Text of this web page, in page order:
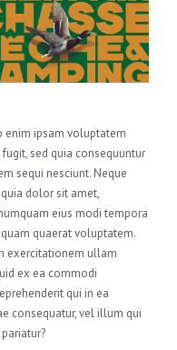
enim ipsam voluptatem
sed quia consequuntur
sequi nesciunt. Neque
dolor sit amet,
eius modi tempora
quaerat voluptatem.
exercitationem ullam
ex ea commodi
qui in ea
consequatur, vel illum qui